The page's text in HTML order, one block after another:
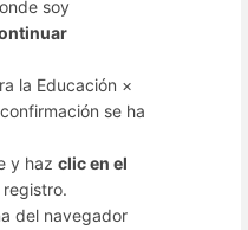
soy
la Educación ×
se ha
y hazclic en el
del navegador